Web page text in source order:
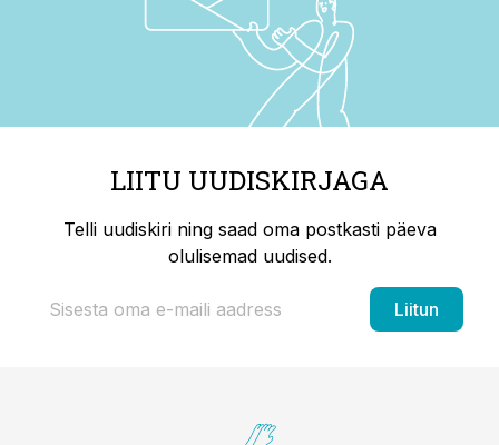
LIITU UUDISKIRJAGA
Telli uudiskiri ning saad oma postkasti päeva
olulisemad uudised.
Liitun